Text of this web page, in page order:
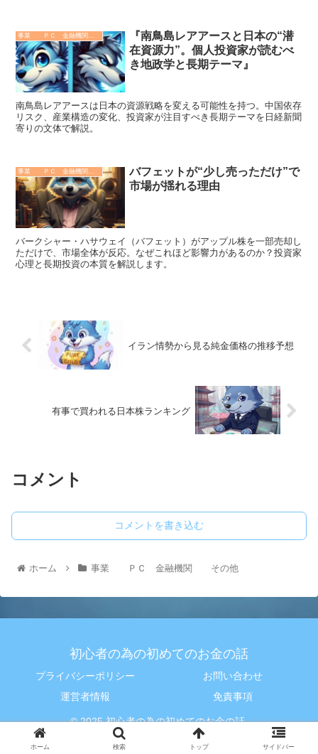
事業 ＰＣ 金融機関 その他
『南鳥島レアアースと日本の“潜
在資源力”。個人投資家が読むべ
き地政学と長期テーマ』
南鳥島レアアースは日本の資源戦略を変える可能性を持つ。中国依存
リスク、産業構造の変化、投資家が注目すべき長期テーマを日経新聞
寄りの文体で解説。
バフェットが“少し売っただけ”で
市場が揺れる理由
バークシャー・ハサウェイ（バフェット）がアップル株を一部売却し
ただけで、市場全体が反応。なぜこれほど影響力があるのか？投資家
心理と長期投資の本質を解説します。
イラン情勢から見る純金価格の推移予想
有事で買われる日本株ランキング
コメント
コメントを書き込む
ホーム 事業 ＰＣ 金融機関 その他
初心者の為の初めてのお金の話
プライバシーポリシー
お問い合わせ
運営者情報
免責事項
© 2025 初心者の為の初めてのお金の話.
ホーム 検索 トップ サイドバー